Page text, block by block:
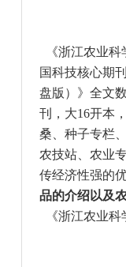
《浙江农业科
国科技核心期
盘版）》全文
刊，大16开本
桑、种子专栏
农技站、农业
传经济性强的
品的介绍以及
《浙江农业科